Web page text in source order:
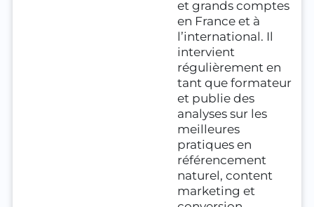
et grands comptes
en France et à
l’international. Il
intervient
régulièrement en
tant que formateur
et publie des
analyses sur les
meilleures
pratiques en
référencement
naturel, content
marketing et